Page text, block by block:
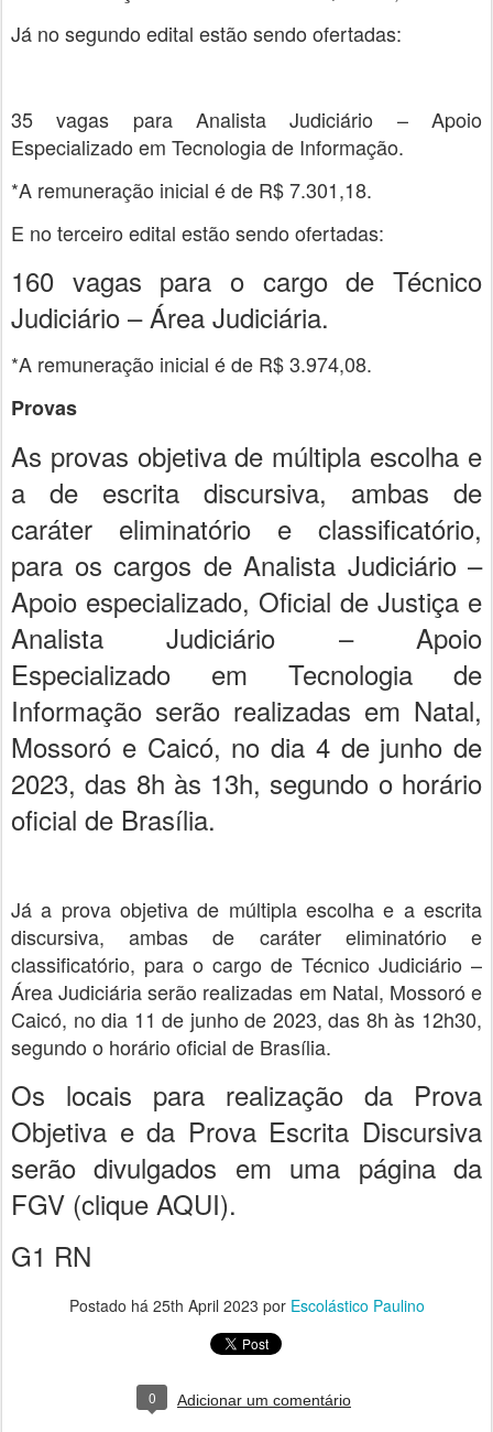
Já no segundo edital estão sendo ofertadas:
35 vagas para Analista Judiciário – Apoio
Especializado em Tecnologia de Informação.
*A remuneração inicial é de R$ 7.301,18.
E no terceiro edital estão sendo ofertadas:
160 vagas para o cargo de Técnico
Judiciário – Área Judiciária.
*A remuneração inicial é de R$ 3.974,08.
Provas
As provas objetiva de múltipla escolha e
a de escrita discursiva, ambas de
caráter eliminatório e classificatório,
para os cargos de Analista Judiciário –
Apoio especializado, Oficial de Justiça e
Analista Judiciário – Apoio
Especializado em Tecnologia de
Informação serão realizadas em Natal,
Mossoró e Caicó, no dia 4 de junho de
2023, das 8h às 13h, segundo o horário
oficial de Brasília.
Já a prova objetiva de múltipla escolha e a escrita
discursiva, ambas de caráter eliminatório e
classificatório, para o cargo de Técnico Judiciário –
Área Judiciária serão realizadas em Natal, Mossoró e
Caicó, no dia 11 de junho de 2023, das 8h às 12h30,
segundo o horário oficial de Brasília.
Os locais para realização da Prova
Objetiva e da Prova Escrita Discursiva
serão divulgados em uma página da
FGV (clique AQUI).
G1 RN
Postado há 25th April 2023 por Escolástico Paulino
0 Adicionar um comentário